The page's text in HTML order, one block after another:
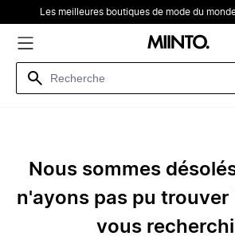
Les meilleures boutiques de mode du
Nous sommes
n'ayons pas pu trouver
vous